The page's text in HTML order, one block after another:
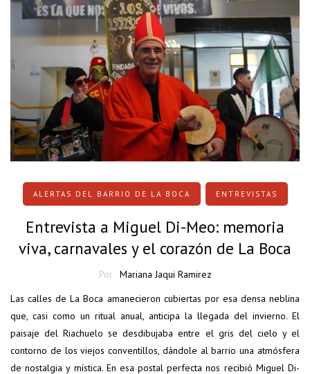
ALERTAS DEL BARRIO DE LA BOCA ENTREVISTAS
Entrevista a Miguel Di-Meo: memoria
viva, carnavales y el corazón de La Boca
Por
Mariana Jaqui Ramirez
Las calles de La Boca amanecieron cubiertas por esa densa neblina
que, casi como un ritual anual, anticipa la llegada del invierno. El
paisaje del Riachuelo se desdibujaba entre el gris del cielo y el
contorno de los viejos conventillos, dándole al barrio una atmósfera
de nostalgia y mística. En esa postal perfecta nos recibió Miguel Di-